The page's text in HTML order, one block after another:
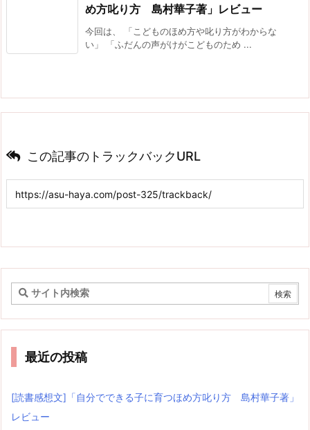
め方叱り方 島村華子著」レビュー
今回は、 「こどものほめ方や叱り方がわからな
い」 「ふだんの声がけがこどものため ...
この記事のトラックバックURL
最近の投稿
[読書感想文]「自分でできる子に育つほめ方叱り方 島村華子著」
レビュー